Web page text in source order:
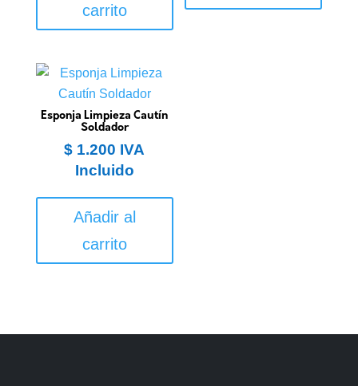
carrito
Esponja Limpieza Cautín
Soldador
$ 1.200 IVA
Incluido
Añadir al
carrito